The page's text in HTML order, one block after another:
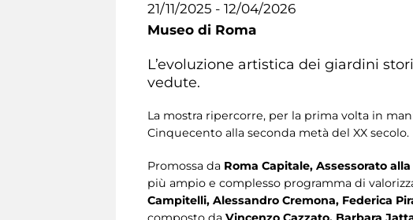
21/11/2025 - 12/04/2026
Museo di Roma
L’evoluzione artistica dei giardini
vedute.
La mostra ripercorre, per la prima volta in
Cinquecento alla seconda metà del XX secolo.
Promossa da Roma Capitale, Assessorato
più ampio e complesso programma di
Campitelli, Alessandro Cremona, Federica